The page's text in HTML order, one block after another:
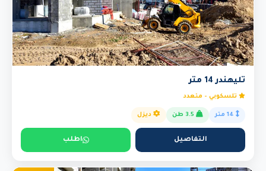
تليهندر 14 متر
تلسكوبي - متعدد
ديزل
التفاصيل اطلب